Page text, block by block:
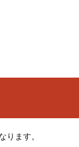
ります。